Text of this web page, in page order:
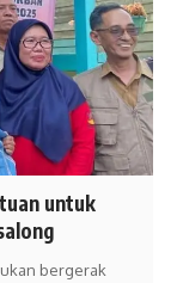
untuk
bergerak